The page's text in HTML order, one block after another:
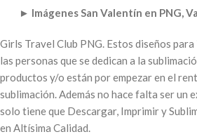
► Imágenes San Valentín en PNG,
Girls Travel Club PNG. Estos diseños
las personas que se dedican a la
productos y/o están por empezar en el
sublimación. Además no hace falta ser un
solo tiene que Descargar, Imprimir y
en Altísima Calidad.